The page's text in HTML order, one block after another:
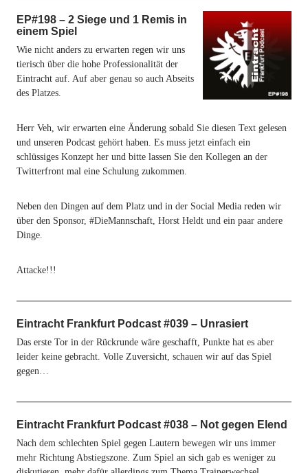
EP#198 – 2 Siege und 1 Remis in
einem Spiel
Wie nicht anders zu erwarten regen wir uns
tierisch über die hohe Professionalität der
Eintracht auf. Auf aber genau so auch Abseits
des Platzes.
Herr Veh, wir erwarten eine Änderung sobald Sie diesen Text gelesen
und unseren Podcast gehört haben. Es muss jetzt einfach ein
schlüssiges Konzept her und bitte lassen Sie den Kollegen an der
Twitterfront mal eine Schulung zukommen.
Neben den Dingen auf dem Platz und in der Social Media reden wir
über den Sponsor, #DieMannschaft, Horst Heldt und ein paar andere
Dinge.
Attacke!!!
Eintracht Frankfurt Podcast #039 – Unrasiert
Das erste Tor in der Rückrunde wäre geschafft, Punkte hat es aber
leider keine gebracht. Volle Zuversicht, schauen wir auf das Spiel
gegen…
Eintracht Frankfurt Podcast #038 – Not gegen Elend
Nach dem schlechten Spiel gegen Lautern bewegen wir uns immer
mehr Richtung Abstiegszone. Zum Spiel an sich gab es weniger zu